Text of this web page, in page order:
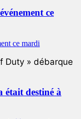
ce
Duty » débarque
était destiné à